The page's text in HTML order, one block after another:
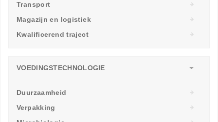
Transport
Magazijn en logistiek
Kwalificerend traject
VOEDINGSTECHNOLOGIE
Duurzaamheid
Verpakking